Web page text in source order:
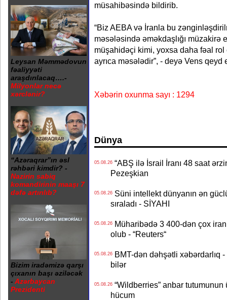
Leysan Məmmədovun
fəaliyyəti
araşdırılacaq….-
Milyonlar necə
xərclənir?
“Azəraqrar”ın əsl
rəhbəri kimdir? -
Nazirin sabiq
komandirinin maaşı 7
dəfə artırılıb?
Bizim iradəmizə qarşı
çıxanın başı əziləcək
- Azərbaycan
Prezidenti
müsahibəsində bildirib.
“Biz AEBA və İranla bu
məsələsində əməkdaşlığı müzakirə
müşahidəçi kimi, yoxsa daha fəal rol
ayrıca məsələdir”, - deyə Vens qeyd
Xəbərin oxunma sayı : 1294
Dünya
05.08.26“ABŞ ilə İsrail İranı 48 saat
Pezeşkian
05.08.26Süni intellekt dünyanın ən
sıraladı - SİYAHI
05.08.26Müharibədə 3 400-dən çox
olub - “Reuters“
05.08.26BMT-dən dəhşətli xəbərdarlıq
bilər
05.08.26“Wildberries” anbar tutumunun
hücum